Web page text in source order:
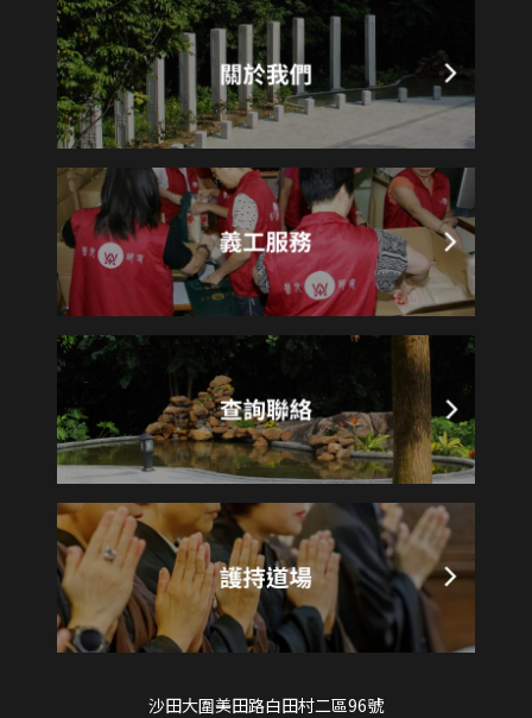
沙田大圍美田路白田村二區96號